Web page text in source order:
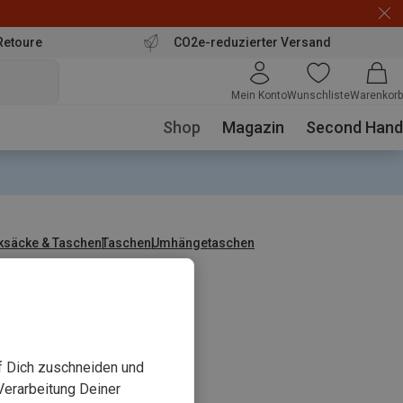
CO2e-reduzierter Versand
Mein KontoWunschlisteWarenkorb
Shop Magazin Second Hand
& TaschenTaschenUmhängetaschen
zuschneiden und
Deiner